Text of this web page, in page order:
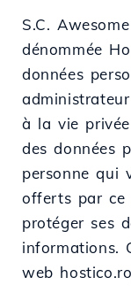
S.C.
dénommée
données
à la vie
des données
personne qui
offerts par ce
protéger ses
informations.
web